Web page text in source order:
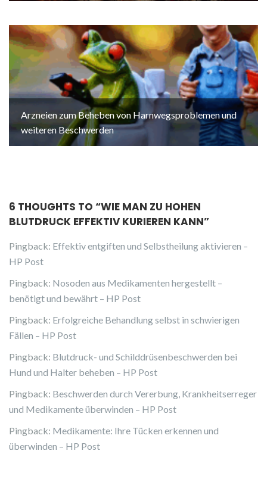
Arzneien zum Beheben von Harnwegsproblemen und
weiteren Beschwerden
6 THOUGHTS TO “WIE MAN ZU HOHEN
BLUTDRUCK EFFEKTIV KURIEREN KANN”
Pingback: Effektiv entgiften und Selbstheilung aktivieren –
HP Post
Pingback: Nosoden aus Medikamenten hergestellt –
benötigt und bewährt – HP Post
Pingback: Erfolgreiche Behandlung selbst in schwierigen
Fällen – HP Post
Pingback: Blutdruck- und Schilddrüsenbeschwerden bei
Hund und Halter beheben – HP Post
Pingback: Beschwerden durch Vererbung, Krankheitserreger
und Medikamente überwinden – HP Post
Pingback: Medikamente: Ihre Tücken erkennen und
überwinden – HP Post